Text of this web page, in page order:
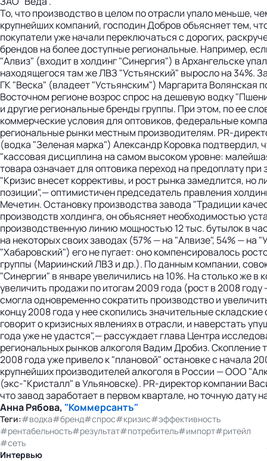
То, что производство в целом по отрасли упало меньше,
крупнейших компаний, господин Добров объясняет тем,
покупатели уже начали переключаться с дорогих,
брендов на более доступные региональные. Например,
"Алвиз" (входит в холдинг "Синергия") в Архангельске
находящегося там же ЛВЗ "Устьянский" выросло на 34%.
ГК "Веска" (владеет "Устьянским") Маргарита Волянская
Восточном регионе возрос спрос на дешевую водку
и другие региональные бренды группы. При этом, по ее
коммерческие условия для оптовиков, федеральные
региональные рынки местным производителям. PR-
(водка "Зеленая марка") Александр Коровка подтвердил,
"кассовая дисциплина на самом высоком уровне:
товара означает для оптовика переход на предоплату
"Кризис внесет коррективы, и рост рынка замедлится, но
позиции",— оптимистичен председатель правления
Мечетин. Остановку производства завода "Традиции
производств холдинга, он объясняет необходимостью
производственную линию мощностью 12 тыс. бутылок в
на некоторых своих заводах (57% — на "Алвизе", 54% — на
"Хабаровский") его не пугает: оно компенсировалось
группы (Мариинский ЛВЗ и др.). По данным компании,
"Синергии" в январе увеличились на 10%. На столько же в
увеличить продажи по итогам 2009 года (рост в 2008 году
смогла одновременно сократить производство и
концу 2008 года у нее скопились значительные складские
говорит о кризисных явлениях в отрасли, и наверстать
года уже не удастся",— рассуждает глава Центра
региональных рынков алкоголя Вадим Дробиз. Скопление
2008 года уже привело к "плановой" остановке с начала
крупнейших производителей алкоголя в России — ООО
(экс-"Кристалл" в Ульяновске). PR-директор компании
что завод заработает в первом квартале, но точную дату
Анна Рябова, "Коммерсантъ"
Теги:#водка#бренд#спрос#кризис#эффективность
#рентабельность#результат#потребитель#импорт#ритейл
#сеть
Интервью